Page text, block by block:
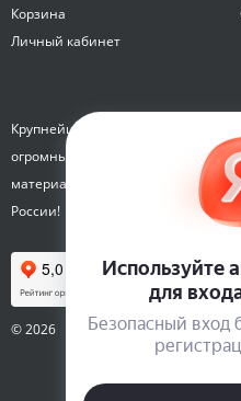
Корзина
Личный кабинет
Крупнейший интернет-магазин
огромный каталог семян,
материала. Здесь вы можете
России!
© 2026